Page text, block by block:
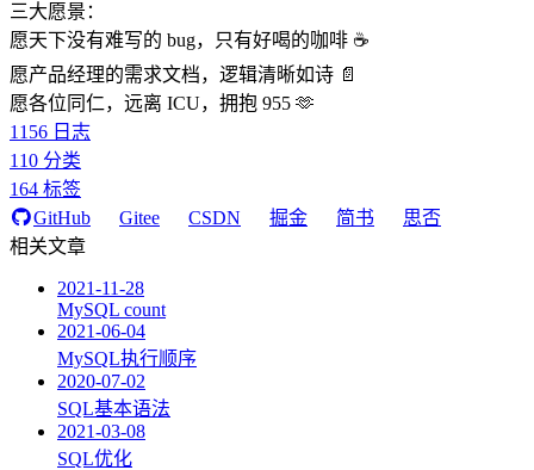
三大愿景：
愿天下没有难写的 bug，只有好喝的咖啡 ☕️
愿产品经理的需求文档，逻辑清晰如诗 📄
愿各位同仁，远离 ICU，拥抱 955 🫶
1156 日志
110 分类
164 标签
GitHub
Gitee CSDN 掘金 简书
思否
相关文章
2021-11-28
MySQL count
2021-06-04
MySQL执行顺序
2020-07-02
SQL基本语法
2021-03-08
SQL优化